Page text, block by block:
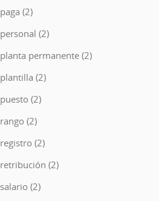
paga (2)
personal (2)
planta permanente (2)
plantilla (2)
puesto (2)
rango (2)
registro (2)
retribución (2)
salario (2)